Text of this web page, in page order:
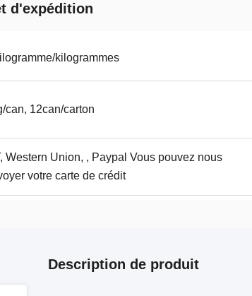
d'expédition
kilogrammes
can, 12can/carton
Western Union, , Paypal Vous pouvez nous
votre carte de crédit
Description de produit